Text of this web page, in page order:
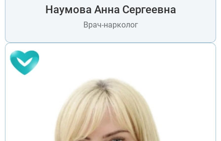
Наумова Анна Сергеевна
Врач-нарколог